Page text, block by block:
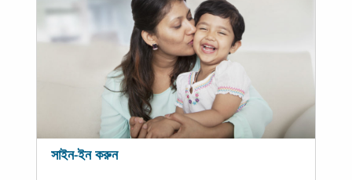
সাইন-ইন করুন